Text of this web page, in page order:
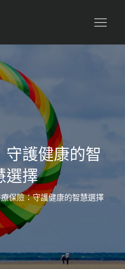
守護健康的智
選擇
保險：守護健康的智慧選擇